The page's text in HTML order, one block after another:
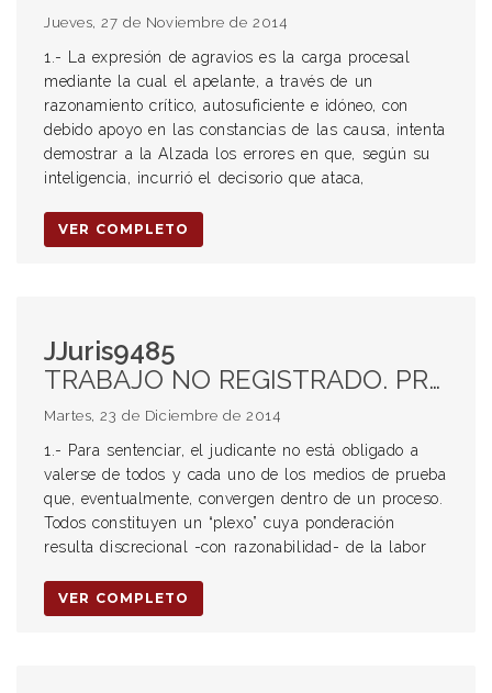
Jueves, 27 de Noviembre de 2014
1.- La expresión de agravios es la carga procesal
mediante la cual el apelante, a través de un
razonamiento crítico, autosuficiente e idóneo, con
debido apoyo en las constancias de las causa, intenta
demostrar a la Alzada los errores en que, según su
inteligencia, incurrió el decisorio que ataca,
VER COMPLETO
JJuris9485
TRABAJO NO REGISTRADO. PRUEBA TESTIMONIAL. VALORACIÓN. SANA CRÍTICA. TÉCNICAS DE INTERROGAR. DIFERENCIAS CON LA ABSOLUCIÓN DE POSICONES. PRIMACÍA DE LA REALIDAD. “MANIOBRAS FRAUDULENTAS”. EXTENSIÓN DE RESPONSABILIDAD. ARTS. 225 y 228 LCT.
Martes, 23 de Diciembre de 2014
1.- Para sentenciar, el judicante no está obligado a
valerse de todos y cada uno de los medios de prueba
que, eventualmente, convergen dentro de un proceso.
Todos constituyen un “plexo” cuya ponderación
resulta discrecional -con razonabilidad- de la labor
VER COMPLETO